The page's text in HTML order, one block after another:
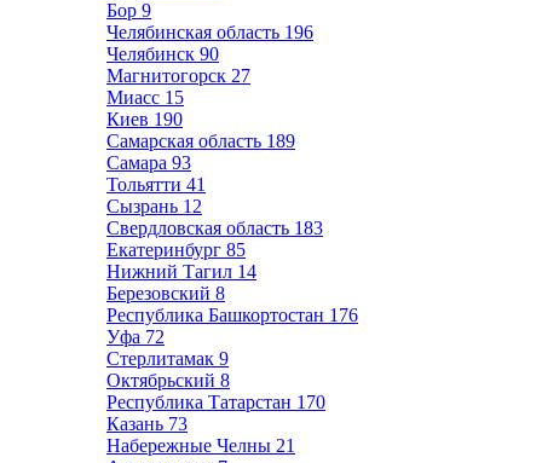
Бор 9
Челябинская область 196
Челябинск 90
Магнитогорск 27
Миасс 15
Киев 190
Самарская область 189
Самара 93
Тольятти 41
Сызрань 12
Свердловская область 183
Екатеринбург 85
Нижний Тагил 14
Березовский 8
Республика Башкортостан 176
Уфа 72
Стерлитамак 9
Октябрьский 8
Республика Татарстан 170
Казань 73
Набережные Челны 21